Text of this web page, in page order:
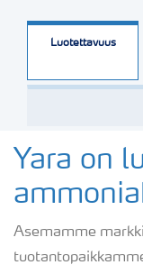
Luotettavuus
Yara on
Asemamme